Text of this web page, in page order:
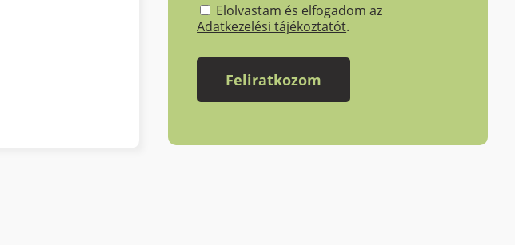
Elolvastam és elfogadom az
Adatkezelési tájékoztatót.